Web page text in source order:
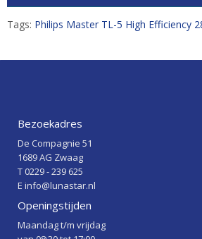
Tags: Philips Master TL-5 High Efficiency
Bezoekadres
De Compagnie 51
1689 AG Zwaag
T 0229 - 239 625
E info@lunastar.nl
Openingstijden
Maandag t/m vrijdag